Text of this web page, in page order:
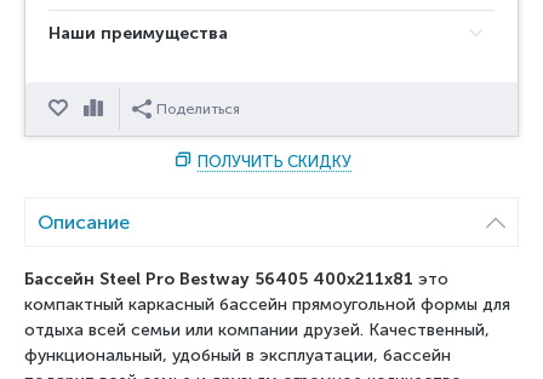
Наши преимущества
ОтложитьСравнитьПоделиться
ПОЛУЧИТЬ СКИДКУ
Описание
Бассейн Steel Pro Bestway 56405 400x211x81 это
компактный каркасный бассейн прямоугольной формы для
отдыха всей семьи или компании друзей. Качественный,
функциональный, удобный в эксплуатации, бассейн